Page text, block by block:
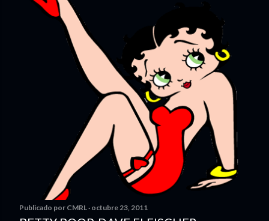
Publicado por CMRL octubre 23, 2011